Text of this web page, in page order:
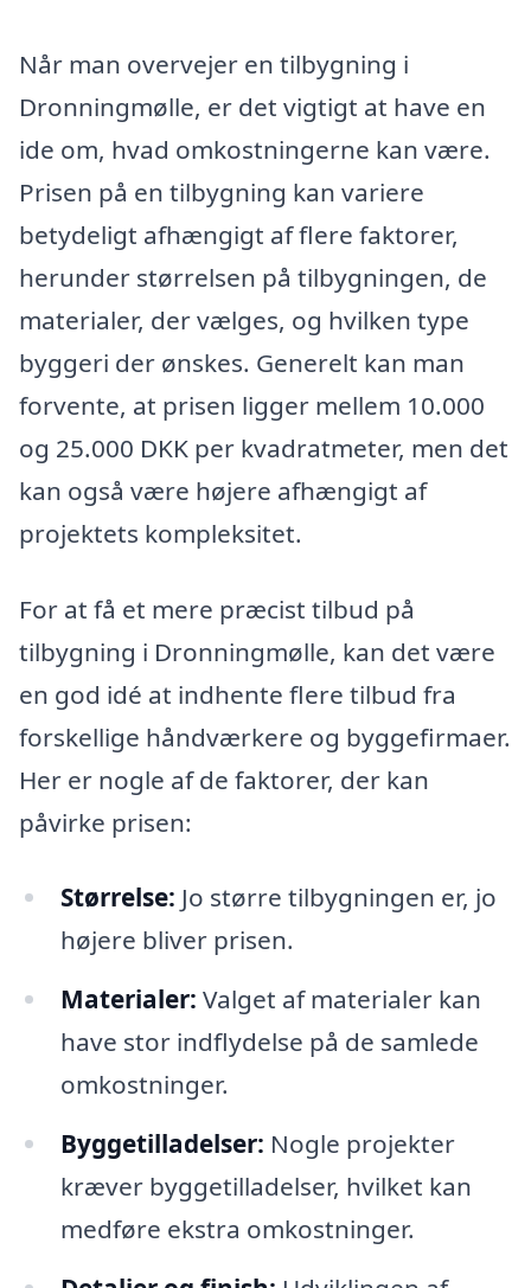
Når man overvejer en tilbygning i
Dronningmølle, er det vigtigt at have en
ide om, hvad omkostningerne kan være.
Prisen på en tilbygning kan variere
betydeligt afhængigt af flere faktorer,
herunder størrelsen på tilbygningen, de
materialer, der vælges, og hvilken type
byggeri der ønskes. Generelt kan man
forvente, at prisen ligger mellem 10.000
og 25.000 DKK per kvadratmeter, men det
kan også være højere afhængigt af
projektets kompleksitet.
For at få et mere præcist tilbud på
tilbygning i Dronningmølle, kan det være
en god idé at indhente flere tilbud fra
forskellige håndværkere og byggefirmaer.
Her er nogle af de faktorer, der kan
påvirke prisen:
Størrelse: Jo større tilbygningen er, jo
højere bliver prisen.
Materialer: Valget af materialer kan
have stor indflydelse på de samlede
omkostninger.
Byggetilladelser: Nogle projekter
kræver byggetilladelser, hvilket kan
medføre ekstra omkostninger.